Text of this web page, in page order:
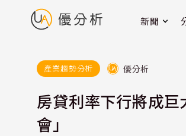
新聞
產業趨勢分析 優分析
房貸利率下行將成
會」